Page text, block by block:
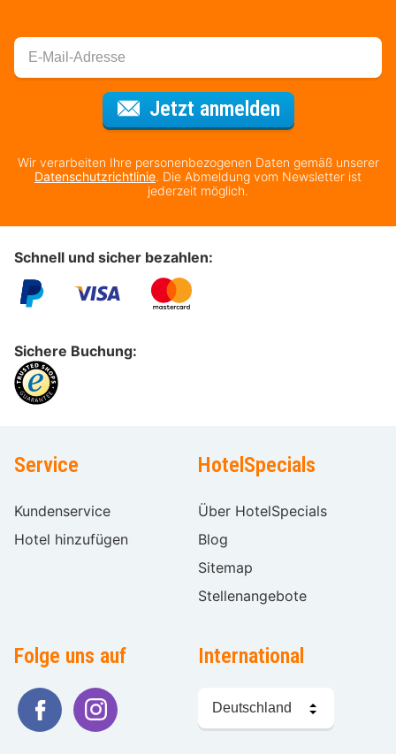
Jetzt anmeldenFür den
Wir verarbeiten Ihre personenbezogenen Daten gemäß unserer
Datenschutzrichtlinie. Die Abmeldung vom Newsletter ist
jederzeit möglich.
Schnell und sicher bezahlen:
Sichere Buchung:
Service
Kundenservice
Hotel hinzufügen
HotelSpecials
Über HotelSpecials
Blog
Sitemap
Stellenangebote
Folge uns auf International
wählen